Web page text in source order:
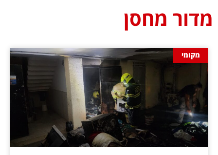
מדור מחסן
מקומי